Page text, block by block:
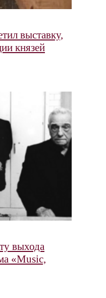
выставку,
князей
выхода
«Music,